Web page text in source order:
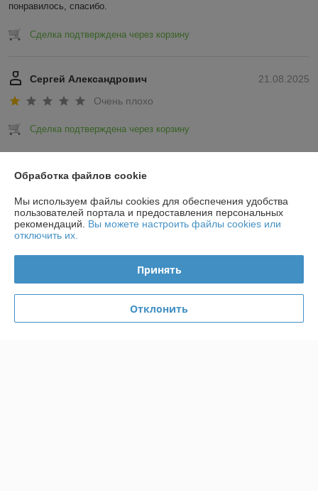
понравилось, спасибо.
Сделка подтверждена через корзину
21.08.2025
Сергей Александрович
Очень плохо
Сделка подтверждена через корзину
О нас
Обработка файлов cookie
Мы используем файлы cookies для обеспечения удобства
пользователей портала и предоставления персональных
рекомендаций. Вы можете настроить файлы cookies или
отключить их.
Принять
Отклонить